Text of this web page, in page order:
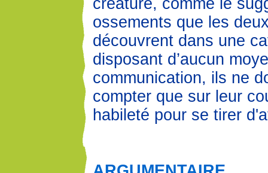
créature, comme le
ossements que les
découvrent dans une
disposant d’aucun
communication, ils ne
compter que sur leur
habileté pour se tirer